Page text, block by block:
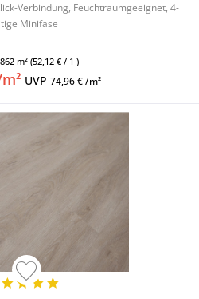
Verbindung, Feuchtraumgeeignet, 4-
Minifase
m²(52,12 € / 1 )
UVP74,96 € /m²